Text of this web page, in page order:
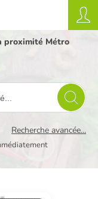
proximité Métro
Recherche avancée...